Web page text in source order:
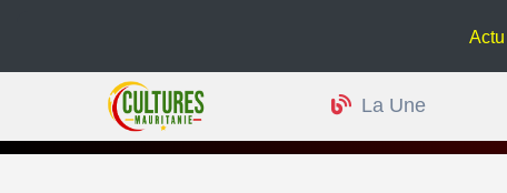
Actu culturelle :
La Une